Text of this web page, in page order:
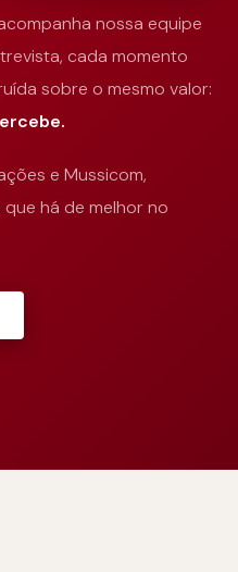
nossa equipe
cada momento
sobre o mesmo valor:
e Mussicom,
há de melhor no